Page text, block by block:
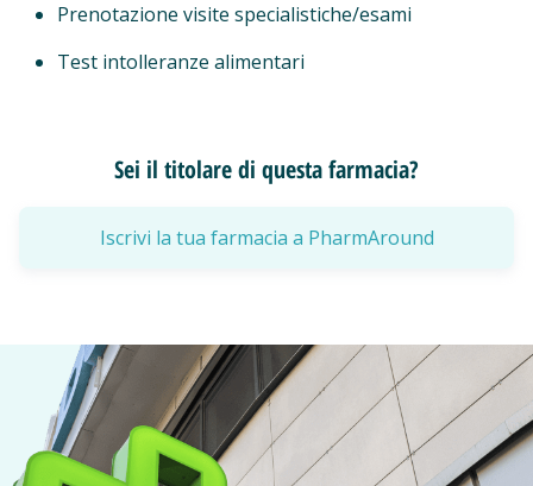
Prenotazione visite specialistiche/esami
Test intolleranze alimentari
Sei il titolare di questa farmacia?
Iscrivi la tua farmacia a PharmAround